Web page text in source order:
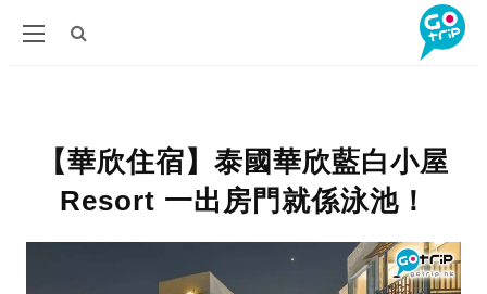
【華欣住宿】泰國華欣藍白小屋
Resort 一出房門就係泳池！